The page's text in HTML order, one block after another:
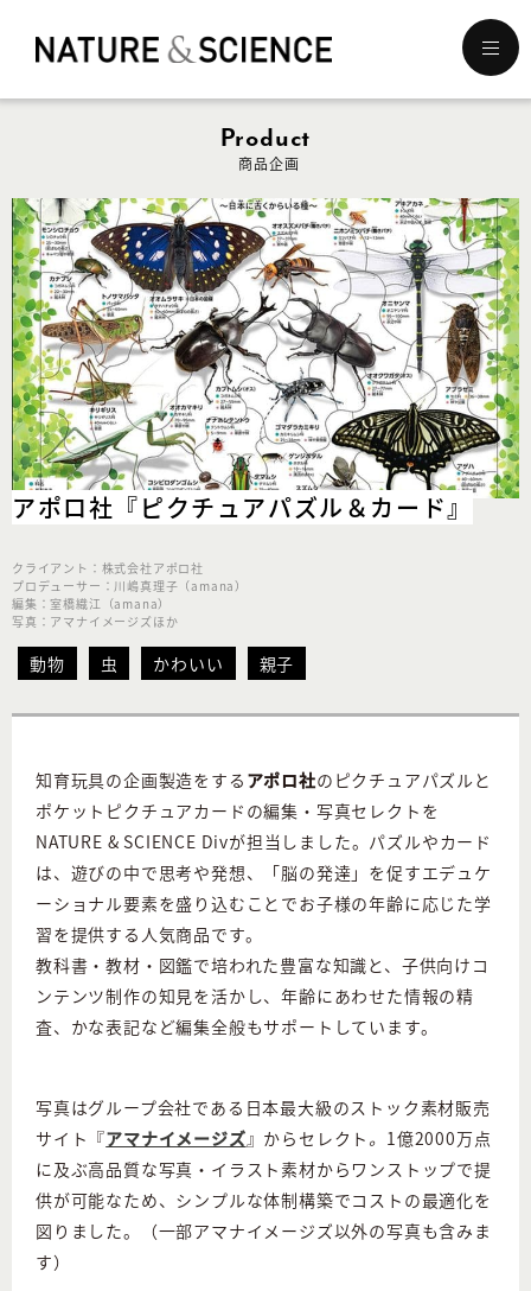
メ
ニ
ュ
Product
商品企画
アポロ社 『ピクチュアパズル＆カード』
クライアント：株式会社アポロ社
プロデューサー：川嶋真理子（amana）
編集：室橋織江（amana）
写真：アマナイメージズほか
動物 虫 かわいい 親子
知育玩具の企画製造をする アポロ社のピクチュアパズルと
ポケットピクチュアカードの編集・写真セレクトを
NATURE & SCIENCE Divが担当しました。パズルやカード
は、遊びの中で思考や発想、「脳の発達」を促すエデュケ
ーショナル要素を盛り込むことでお子様の年齢に応じた学
習を提供する人気商品です。
教科書・教材・図鑑で培われた豊富な知識と、子供向けコ
ンテンツ制作の知見を活かし、年齢にあわせた情報の精
査、かな表記など編集全般もサポートしています。
写真はグループ会社である日本最大級のストック素材販売
サイト『アマナイメージズ 』からセレクト 。 1億2000万点
に及ぶ高品質な写真・イラスト素材からワンストップで提
供が可能なため、シンプルな体制構築でコストの最適化を
図りました。（一部アマナイメージズ以外の写真も含みま
す）